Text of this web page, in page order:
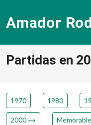
Amador
Partidas en
1970 1980
2000